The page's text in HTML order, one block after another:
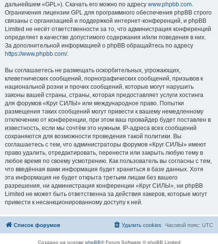
дальнейшем «GPL»). Скачать его можно по адресу www.phpbb.com.
Ограничения лицензии GPL для программного обеспечения phpBB строго
связаны с организацией и поддержкой интернет-конференций, и phpBB
Limited не несёт ответственности за то, что администрация конференций
определяет в качестве допустимого содержания и/или поведения в них.
За дополнительной информацией о phpBB обращайтесь по адресу
https://www.phpbb.com/.
Вы соглашаетесь не размещать оскорбительных, угрожающих,
клеветнических сообщений, порнографических сообщений, призывов к
национальной розни и прочих сообщений, которые могут нарушить
законы вашей страны, страны, которая предоставляет услуги хостинга
для форумов «Круг СИЛЫ» или международное право. Попытки
размещения таких сообщений могут привести к вашему немедленному
отключению от конференции, при этом ваш провайдер будет поставлен в
известность, если мы сочтём это нужным. IP-адреса всех сообщений
сохраняются для возможности проведения такой политики. Вы
соглашаетесь с тем, что администраторы форумов «Круг СИЛЫ» имеют
право удалить, отредактировать, перенести или закрыть любую тему в
любое время по своему усмотрению. Как пользователь вы согласны с тем,
что введённая вами информация будет храниться в базе данных. Хотя
эта информация не будет открыта третьим лицам без вашего
разрешения, ни администрация конференции «Круг СИЛЫ», ни phpBB
Limited не может быть ответственна за действия хакеров, которые могут
привести к несанкционированному доступу к ней.
Список форумов Часовой пояс: UTC
Удалить cookies
Создано на основе phpBB® Forum Software © phpBB Limited